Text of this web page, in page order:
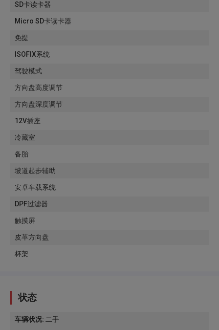
SD卡读卡器
Micro SD卡读卡器
免提
ISOFIX系统
驾驶模式
方向盘高度调节
方向盘深度调节
12V插座
冷藏室
备胎
坡道起步辅助
安卓车载系统
DPF过滤器
触摸屏
皮革方向盘
杯架
状态
车辆状况: 二手